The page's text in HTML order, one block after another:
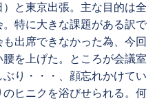
と東京出張。主な目的は全
特に大きな課題がある訳で
出席できなかった為、今回
を上げた。ところが会議室
り・・・、顔忘れかけてい
ヒニクを浴びせられる。何